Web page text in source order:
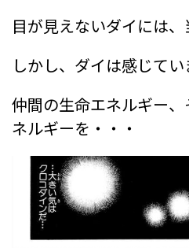
目が見えないダイには
しかし、ダイは感じてい
仲間の生命エネルギー
ネルギーを・・・